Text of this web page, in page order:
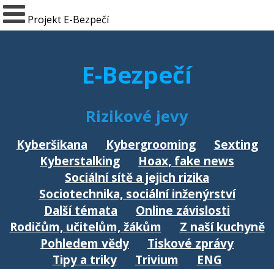
Projekt E-Bezpečí
E-Bezpečí
Rizikové jevy
Kyberšikana Kybergrooming
Sexting
Kyberstalking
Hoax, fake news
Sociální sítě a jejich rizika
Sociotechnika, sociální inženýrství
Další témata
Online závislosti
Rodičům, učitelům, žákům
Z naší kuchyně
Pohledem vědy
Tiskové zprávy
Tipy a triky
Trivium ENG